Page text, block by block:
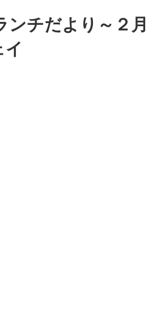
ンチだより～２月